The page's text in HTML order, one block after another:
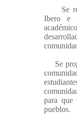
Se
Ibero e
Se
para que
pueblos.